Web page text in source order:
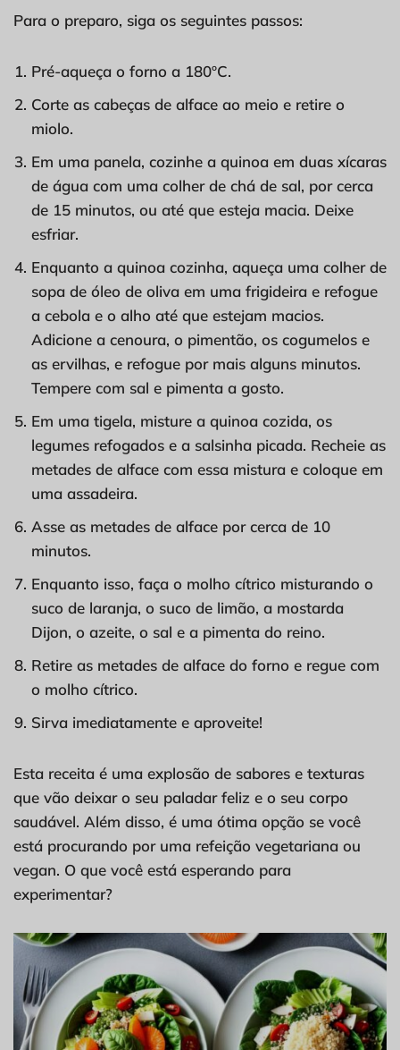
Para o preparo, siga os seguintes passos:
Pré-aqueça o forno a 180ºC.
Corte as cabeças de alface ao meio e retire o
miolo.
Em uma panela, cozinhe a quinoa em duas xícaras
de água com uma colher de chá de sal, por cerca
de 15 minutos, ou até que esteja macia. Deixe
esfriar.
Enquanto a quinoa cozinha, aqueça uma colher de
sopa de óleo de oliva em uma frigideira e refogue
a cebola e o alho até que estejam macios.
Adicione a cenoura, o pimentão, os cogumelos e
as ervilhas, e refogue por mais alguns minutos.
Tempere com sal e pimenta a gosto.
Em uma tigela, misture a quinoa cozida, os
legumes refogados e a salsinha picada. Recheie as
metades de alface com essa mistura e coloque em
uma assadeira.
Asse as metades de alface por cerca de 10
minutos.
Enquanto isso, faça o molho cítrico misturando o
suco de laranja, o suco de limão, a mostarda
Dijon, o azeite, o sal e a pimenta do reino.
Retire as metades de alface do forno e regue com
o molho cítrico.
Sirva imediatamente e aproveite!
Esta receita é uma explosão de sabores e texturas
que vão deixar o seu paladar feliz e o seu corpo
saudável. Além disso, é uma ótima opção se você
está procurando por uma refeição vegetariana ou
vegan. O que você está esperando para
experimentar?